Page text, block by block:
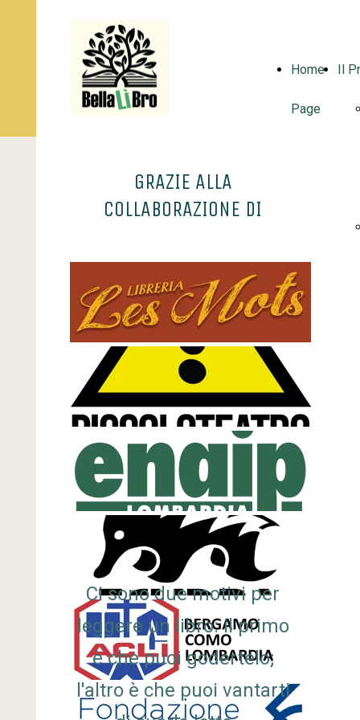
Home
Page
Il
GRAZIE ALLA
COLLABORAZIONE DI
Ci sono due motivi per
leggere un libro: il primo
è che puoi godertelo;
l'altro è che puoi vantarti